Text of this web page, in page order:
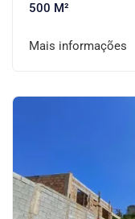
500 M²
Mais informações